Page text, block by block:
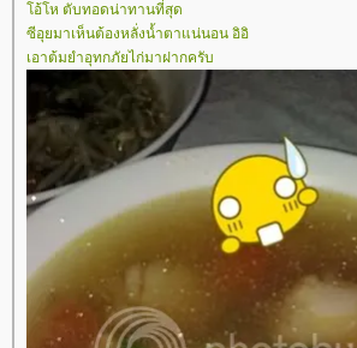
อ้โห ตับทอดน่าทานที่สุด
ซีอุยมาเห็นต้องหลั่งน้ำตาแน่นอน อิอิ
เอาต้มยำอุทกภัยไก่มาฝากครับ